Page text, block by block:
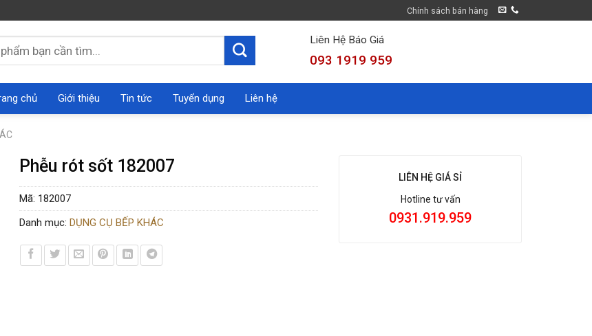
Chính sách bán hàng
Liên Hệ Báo Giá
093 1919 959
chủ Giới thiệu Tin tức Tuyển dụng Liên hệ
Phễu rót sốt 182007
Mã: 182007
Danh mục: DỤNG CỤ BẾP KHÁC
LIÊN HỆ GIÁ SỈ
Hotline tư vấn
0931.919.959